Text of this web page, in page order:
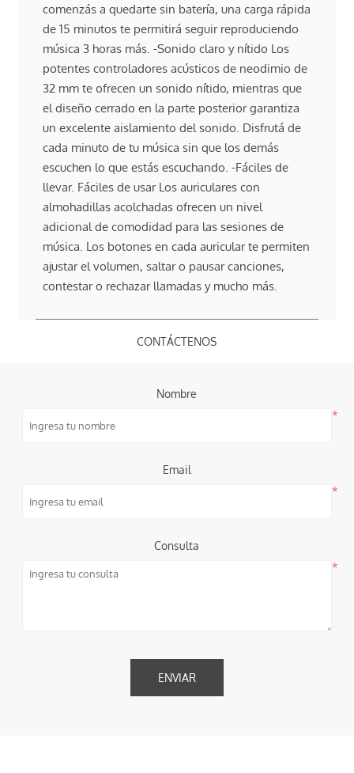
comenzás a quedarte sin batería, una carga rápida
de 15 minutos te permitirá seguir reproduciendo
música 3 horas más. -Sonido claro y nítido Los
potentes controladores acústicos de neodimio de
32 mm te ofrecen un sonido nítido, mientras que
el diseño cerrado en la parte posterior garantiza
un excelente aislamiento del sonido. Disfrutá de
cada minuto de tu música sin que los demás
escuchen lo que estás escuchando. -Fáciles de
llevar. Fáciles de usar Los auriculares con
almohadillas acolchadas ofrecen un nivel
adicional de comodidad para las sesiones de
música. Los botones en cada auricular te permiten
ajustar el volumen, saltar o pausar canciones,
contestar o rechazar llamadas y mucho más.
CONTÁCTENOS
Nombre
*
Email
*
Consulta
*